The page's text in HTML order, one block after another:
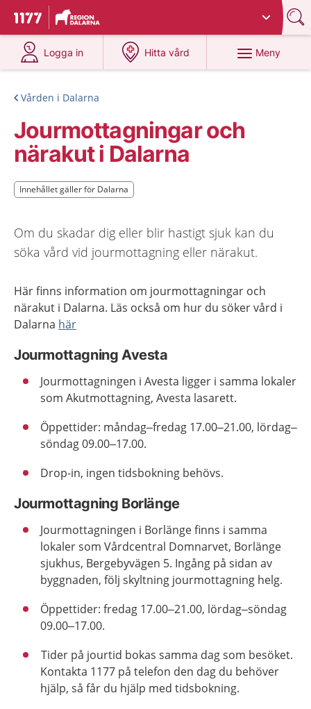
Till startsidan för 1177
Du har valt region
Logga in
på 1177.se
Hitta vård
på 1177.se
Meny
Vården i Dalarna
Jourmottagningar och
närakut i Dalarna
Innehållet gäller för Dalarna
Innehållet gäller för Dalarna
Om du skadar dig eller blir hastigt sjuk kan du
söka vård vid jourmottagning eller närakut.
Här finns information om jourmottagningar och
närakut i Dalarna. Läs också om hur du söker vård i
Dalarna här
Jourmottagning Avesta
Jourmottagningen i Avesta ligger i samma lokaler
som Akutmottagning, Avesta lasarett.
Öppettider: måndag–fredag 17.00–21.00, lördag–
söndag 09.00–17.00.
Drop-in, ingen tidsbokning behövs.
Jourmottagning Borlänge
Jourmottagningen i Borlänge finns i samma
lokaler som Vårdcentral Domnarvet, Borlänge
sjukhus, Bergebyvägen 5. Ingång på sidan av
byggnaden, följ skyltning jourmottagning helg.
Öppettider: fredag 17.00–21.00, lördag–söndag
09.00–17.00.
Tider på jourtid bokas samma dag som besöket.
Kontakta 1177 på telefon den dag du behöver
hjälp, så får du hjälp med tidsbokning.